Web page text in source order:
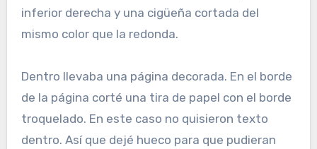
inferior derecha y una cigüeña cortada del
mismo color que la redonda.
Dentro llevaba una página decorada. En el borde
de la página corté una tira de papel con el borde
troquelado. En este caso no quisieron texto
dentro. Así que dejé hueco para que pudieran